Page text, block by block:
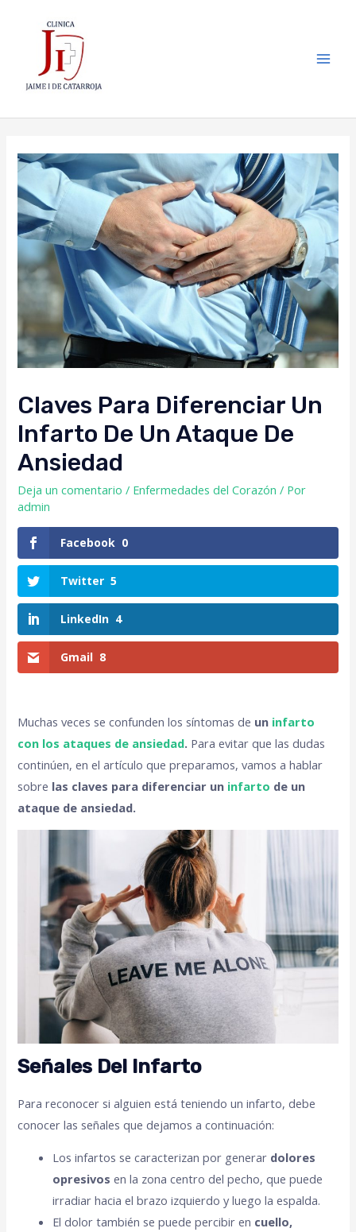
Claves Para Diferenciar Un
Infarto De Un Ataque De
Ansiedad
Deja un comentario / Enfermedades del Corazón / Por
admin
Facebook 0
Twitter 5
LinkedIn 4
Gmail 8
Muchas veces se confunden los síntomas de un infarto
con los ataques de ansiedad. Para evitar que las dudas
continúen, en el artículo que preparamos, vamos a hablar
sobre las claves para diferenciar un infarto de un
ataque de ansiedad.
Señales Del Infarto
Para reconocer si alguien está teniendo un infarto, debe
conocer las señales que dejamos a continuación:
Los infartos se caracterizan por generar dolores
opresivosen la zona centro del pecho, que puede
irradiar hacia el brazo izquierdo y luego la espalda.
El dolor también se puede percibir en cuello,